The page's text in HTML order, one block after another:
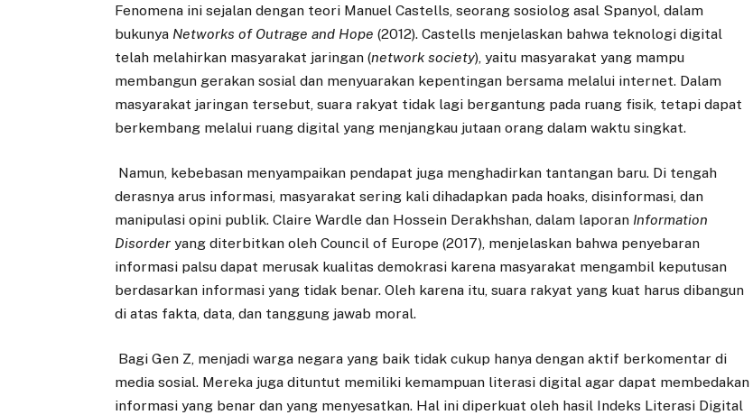
Fenomena ini sejalan dengan teori Manuel Castells, seorang sosiolog asal Spanyol, dalam
bukunya Networks of Outrage and Hope (2012). Castells menjelaskan bahwa teknologi digital
telah melahirkan masyarakat jaringan (network society), yaitu masyarakat yang mampu
membangun gerakan sosial dan menyuarakan kepentingan bersama melalui internet. Dalam
masyarakat jaringan tersebut, suara rakyat tidak lagi bergantung pada ruang fisik, tetapi dapat
berkembang melalui ruang digital yang menjangkau jutaan orang dalam waktu singkat.
Namun, kebebasan menyampaikan pendapat juga menghadirkan tantangan baru. Di tengah
derasnya arus informasi, masyarakat sering kali dihadapkan pada hoaks, disinformasi, dan
manipulasi opini publik. Claire Wardle dan Hossein Derakhshan, dalam laporan Information
Disorder yang diterbitkan oleh Council of Europe (2017), menjelaskan bahwa penyebaran
informasi palsu dapat merusak kualitas demokrasi karena masyarakat mengambil keputusan
berdasarkan informasi yang tidak benar. Oleh karena itu, suara rakyat yang kuat harus dibangun
di atas fakta, data, dan tanggung jawab moral.
Bagi Gen Z, menjadi warga negara yang baik tidak cukup hanya dengan aktif berkomentar di
media sosial. Mereka juga dituntut memiliki kemampuan literasi digital agar dapat membedakan
informasi yang benar dan yang menyesatkan. Hal ini diperkuat oleh hasil Indeks Literasi Digital